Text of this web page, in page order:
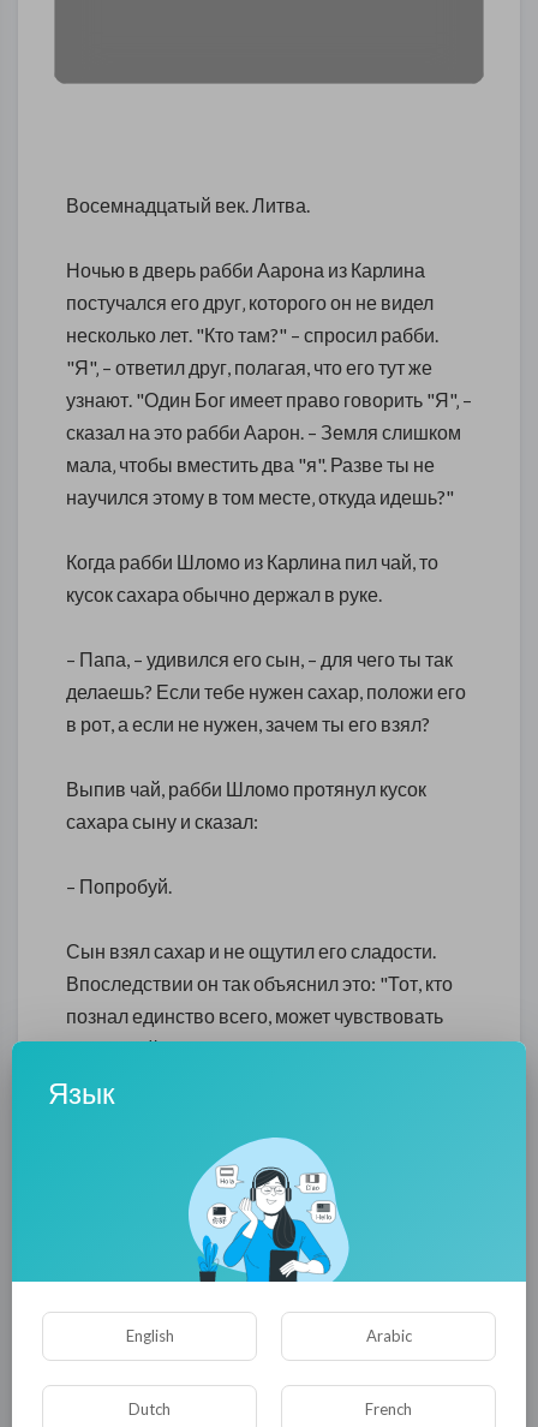
Восемнадцатый век. Литва.
Ночью в дверь рабби Аарона из Карлина
постучался его друг‚ которого он не видел
несколько лет. "Кто там?" – спросил рабби.
"Я"‚ – ответил друг, полагая, что его тут же
узнают. "Один Бог имеет право говорить "Я"‚ –
сказал на это рабби Аарон. – Земля слишком
мала‚ чтобы вместить два "я". Разве ты не
научился этому в том месте‚ откуда идешь?"
Когда рабби Шломо из Карлина пил чай, то
кусок сахара обычно держал в руке.
– Папа, – удивился его сын, – для чего ты так
делаешь? Если тебе нужен сахар, положи его
в рот, а если не нужен, зачем ты его взял?
Выпив чай, рабби Шломо протянул кусок
сахара сыну и сказал:
– Попробуй.
Сын взял сахар и не ощутил его сладости.
Впоследствии он так объяснил это: "Тот, кто
познал единство всего, может чувствовать
вкус рукой, а не языком".
– Если хочешь вызволить человека, увязшего
в грязи, не думай, что достаточно протянуть
ему руку, а самому оставаться наверху. Ты
должен сойти к нему в самую грязь, обхватить
крепко руками, а затем тянуть его и самого
Язык
English Arabic
Dutch French